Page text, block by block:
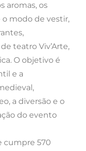
aromas, os
o modo de vestir,
teatro Viv’Arte,
O objetivo é
e a
a diversão e o
do evento
cumpre 570